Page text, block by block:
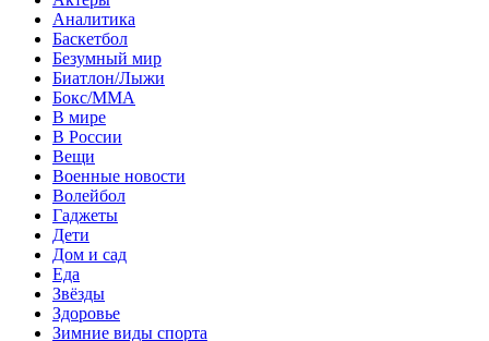
Аналитика
Баскетбол
Безумный мир
Биатлон/Лыжи
Бокс/MMA
В мире
В России
Вещи
Военные новости
Волейбол
Гаджеты
Дети
Дом и сад
Еда
Звёзды
Здоровье
Зимние виды спорта